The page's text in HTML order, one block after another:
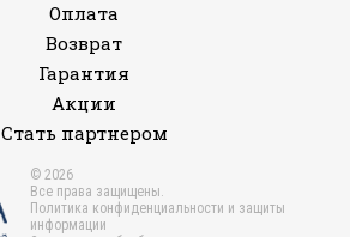
© 2026
Все права защищены.
Политика конфиденциальности и защиты
информации
Оплата
Возврат
Гарантия
Акции
Стать партнером